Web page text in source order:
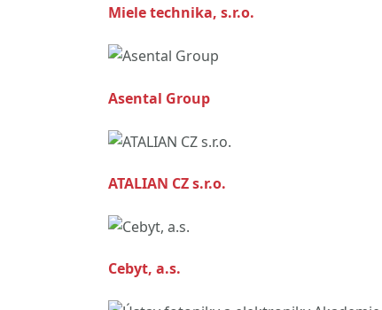
Miele technika, s.r.o.
Asental Group
ATALIAN CZ s.r.o.
Cebyt, a.s.